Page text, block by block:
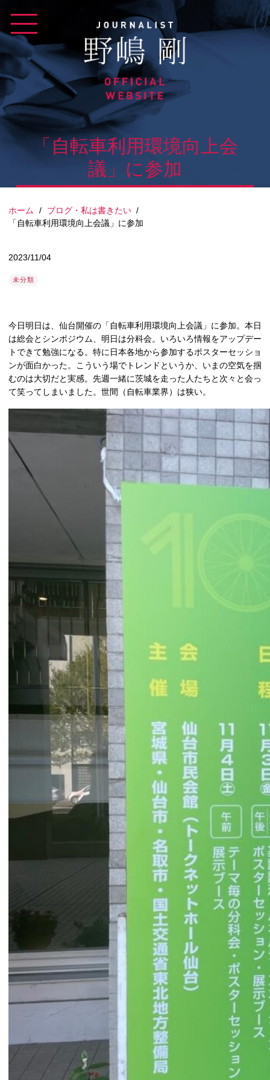
content
「自転車利用環境向上会
議」に参加
ホーム / ブログ・私は書きたい /
「自転車利用環境向上会議」に参加
2023/11/04
未分類
今日明日は、仙台開催の「自転車利用環境向上会議」に参加。本日
は総会とシンポジウム、明日は分科会。いろいろ情報をアップデー
トできて勉強になる。特に日本各地から参加するポスターセッショ
ンが面白かった。こういう場でトレンドというか、いまの空気を掴
むのは大切だと実感。先週一緒に茨城を走った人たちと次々と会っ
て笑ってしまいました。世間（自転車業界）は狭い。